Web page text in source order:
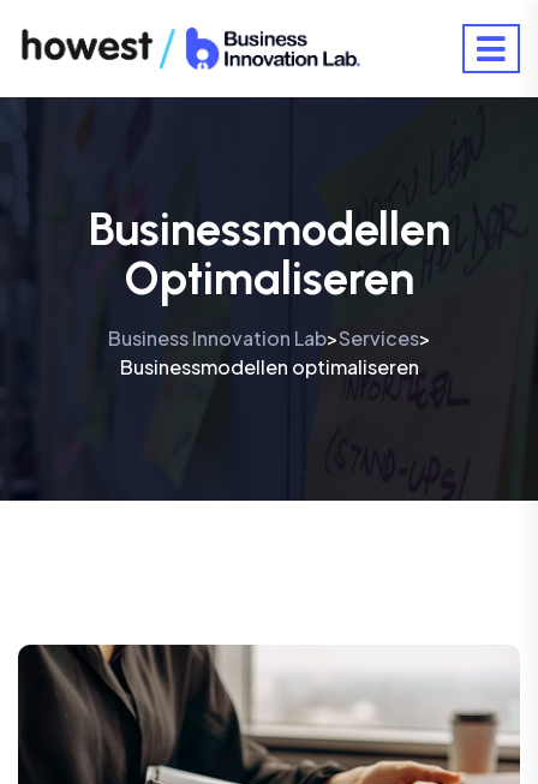
Businessmodellen
Optimaliseren
Business Innovation Lab>Services>
Businessmodellen optimaliseren